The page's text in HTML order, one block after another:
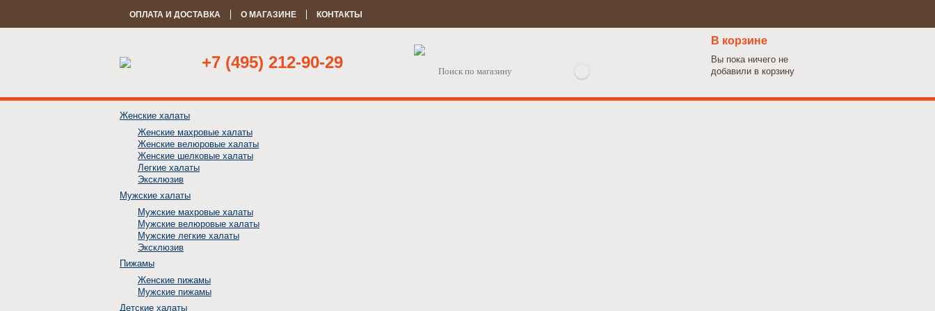
ОПЛАТА И ДОСТАВКА О МАГАЗИНЕ КОНТАКТЫ
+7 (495) 212-90-29
В корзине
Вы пока ничего не
добавили в корзину
Женские халаты
Женские махровые халаты
Женские велюровые халаты
Женские шелковые халаты
Легкие халаты
Эксклюзив
Мужские халаты
Мужские махровые халаты
Мужские велюровые халаты
Мужские легкие халаты
Эксклюзив
Пижамы
Женские пижамы
Мужские пижамы
Детские халаты